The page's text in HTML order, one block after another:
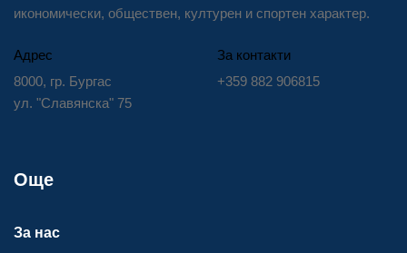
икономически, обществен, културен и спортен характер.
Адрес
8000, гр. Бургас
ул. "Славянска" 75
За контакти
+359 882 906815
Още
За нас